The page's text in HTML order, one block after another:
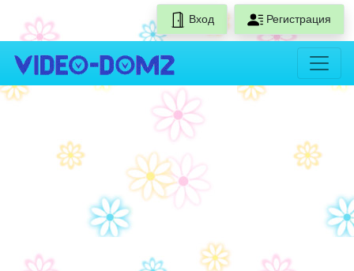
Вход Регистрация